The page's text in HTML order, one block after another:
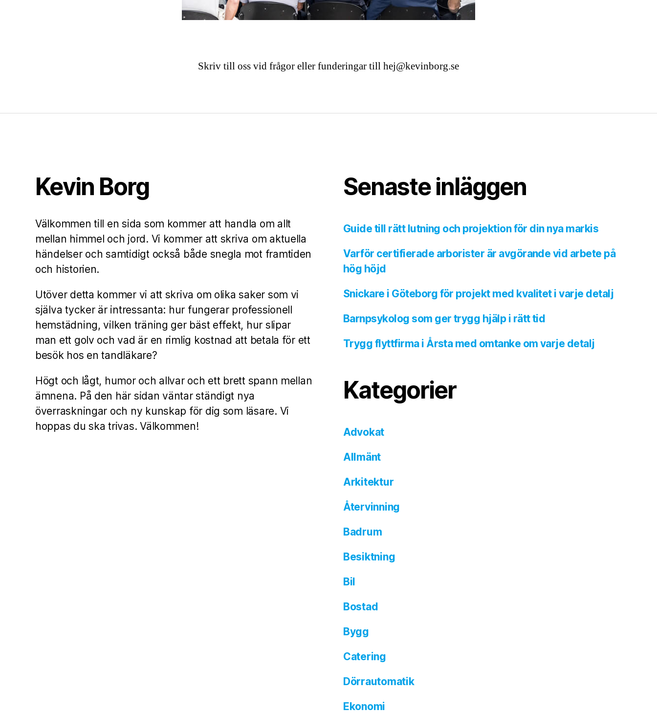
Skriv till oss vid frågor eller funderingar tillhej@kevinborg.se
Kevin Borg
Välkommen till en sida som kommer att handla om allt
mellan himmel och jord. Vi kommer att skriva om aktuella
händelser och samtidigt också både snegla mot framtiden
och historien.
Utöver detta kommer vi att skriva om olika saker som vi
själva tycker är intressanta: hur fungerar professionell
hemstädning, vilken träning ger bäst effekt, hur slipar
man ett golv och vad är en rimlig kostnad att betala för ett
besök hos en tandläkare?
Högt och lågt, humor och allvar och ett brett spann mellan
ämnena. På den här sidan väntar ständigt nya
överraskningar och ny kunskap för dig som läsare. Vi
hoppas du ska trivas. Välkommen!
Senaste inläggen
Guide till rätt lutning och projektion för din nya markis
Varför certifierade arborister är avgörande vid arbete på
hög höjd
Snickare i Göteborg för projekt med kvalitet i varje detalj
Barnpsykolog som ger trygg hjälp i rätt tid
Trygg flyttfirma i Årsta med omtanke om varje detalj
Kategorier
Advokat
Allmänt
Arkitektur
Återvinning
Badrum
Besiktning
Bil
Bostad
Bygg
Catering
Dörrautomatik
Ekonomi